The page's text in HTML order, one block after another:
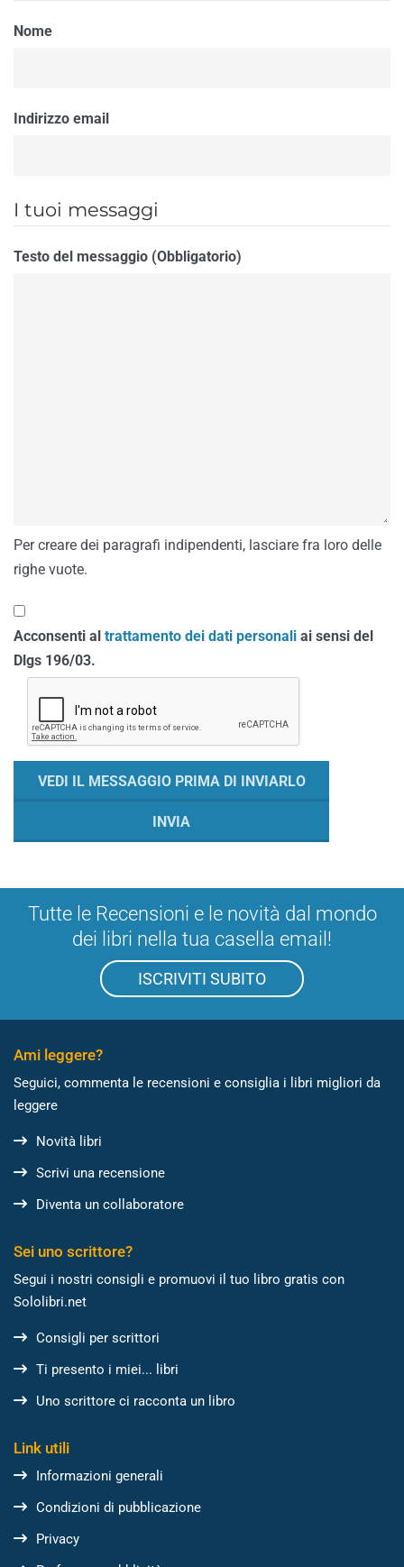
Nome
Indirizzo email
I tuoi messaggi
Testo del messaggio (Obbligatorio)
Per creare dei paragrafi indipendenti, lasciare fra loro delle
righe vuote.
Acconsenti al trattamento dei dati personali ai sensi del
Dlgs 196/03.
Tutte le Recensioni e le novità dal mondo
dei libri nella tua casella email!
ISCRIVITI SUBITO
Ami leggere?
Seguici, commenta le recensioni e consiglia i libri migliori da
leggere
Novità libri
Scrivi una recensione
Diventa un collaboratore
Sei uno scrittore?
Segui i nostri consigli e promuovi il tuo libro gratis con
Sololibri.net
Consigli per scrittori
Ti presento i miei... libri
Uno scrittore ci racconta un libro
Link utili
Informazioni generali
Condizioni di pubblicazione
Privacy